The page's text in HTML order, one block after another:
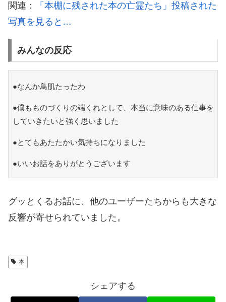
関連：
「本棚に残された本の亡霊たち」投稿された
写真を見ると…
みんなの反応
●なんか鳥肌たったわ
●僕もものづくりの端くれとして、本当に意味のある仕事を
していきたいと強く思いました
●とてもあたたかい気持ちになりました
●いいお話をありがとうございます
グッとくるお話に、他のユーザーたちからも大きな
反響が寄せられていました。
本
シェアする